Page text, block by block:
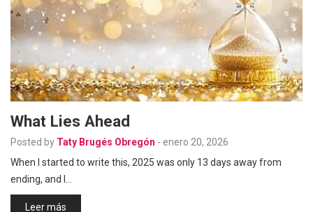
What Lies Ahead
Posted by Taty Brugés Obregón - enero 20, 2026
When I started to write this, 2025 was only 13 days away from
ending, and I…
Leer más